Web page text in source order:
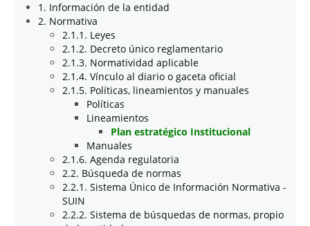
1. Información de la entidad
2. Normativa
2.1.1. Leyes
2.1.2. Decreto único reglamentario
2.1.3. Normatividad aplicable
2.1.4. Vínculo al diario o gaceta oficial
2.1.5. Políticas, lineamientos y manuales
Políticas
Lineamientos
Plan estratégico Institucional
Manuales
2.1.6. Agenda regulatoria
2.2. Búsqueda de normas
2.2.1. Sistema Único de Información Normativa -
SUIN
2.2.2. Sistema de búsquedas de normas, propio